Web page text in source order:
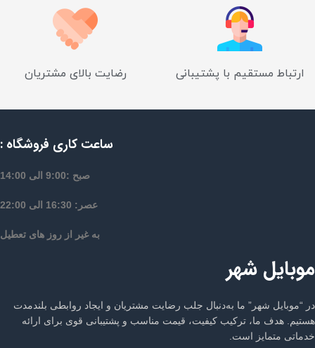
ارتباط مستقیم با پشتیبانی رضایت بالای مشتریان
ساعت کاری فروشگاه :
صبح :9:00 الی 14:00
عصر: 16:30 الی 22:00
به غیر از روز های تعطیل
موبایل شهر
در “موبایل شهر” ما به‌دنبال جلب رضایت مشتریان و ایجاد روابطی بلندمدت
هستیم. هدف ما، ترکیب کیفیت، قیمت مناسب و پشتیبانی قوی برای ارائه
خدماتی متمایز است.